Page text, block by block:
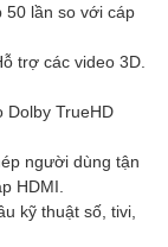
50 lần so với cáp
trợ các video 3D.
Dolby TrueHD
người dùng tận
HDMI.
kỹ thuật số, tivi,